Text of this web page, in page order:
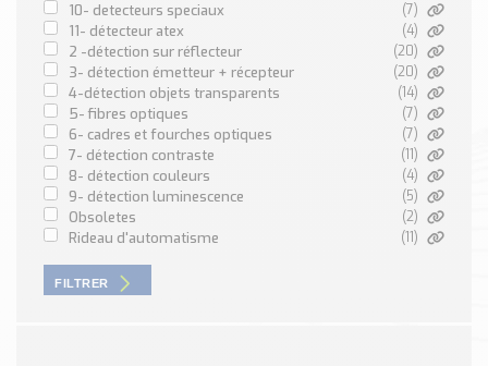
Conseils et Actualités
Catalogue des essentiels pour les brasseries et micro-
brasseries
Contact & Devis
Devis, Tarifs, Renseignements techniques
10- detecteurs speciaux (7)
11- détecteur atex (4)
2 -détection sur réflecteur (20)
3- détection émetteur + récepteur (20)
4-détection objets transparents (14)
5- fibres optiques (7)
6- cadres et fourches optiques (7)
7- détection contraste (11)
8- détection couleurs (4)
9- détection luminescence (5)
obsoletes (2)
rideau d'automatisme (11)
FILTRER